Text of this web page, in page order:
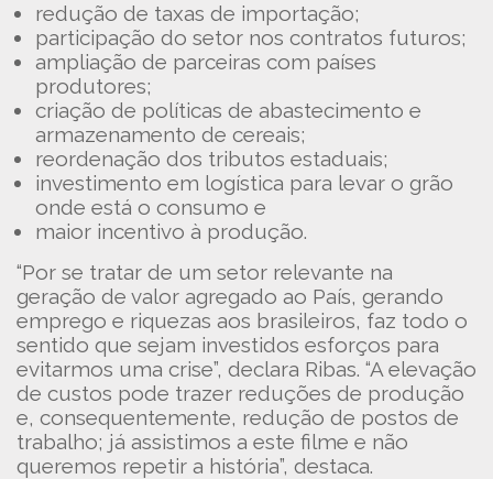
redução de taxas de importação;
participação do setor nos contratos futuros;
ampliação de parceiras com países
produtores;
criação de políticas de abastecimento e
armazenamento de cereais;
reordenação dos tributos estaduais;
investimento em logística para levar o grão
onde está o consumo e
maior incentivo à produção.
“Por se tratar de um setor relevante na
geração de valor agregado ao País, gerando
emprego e riquezas aos brasileiros, faz todo o
sentido que sejam investidos esforços para
evitarmos uma crise”, declara Ribas. “A elevação
de custos pode trazer reduções de produção
e, consequentemente, redução de postos de
trabalho; já assistimos a este filme e não
queremos repetir a história”, destaca.